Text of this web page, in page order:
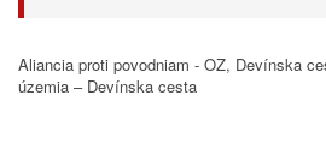
Aliancia proti povodniam - OZ, Devínska
územia – Devínska cesta